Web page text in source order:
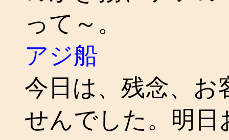
って～。
アジ船
今日は、残念、お
せんでした。明